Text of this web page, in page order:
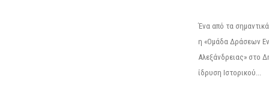
Ένα από τα
η «Ομάδα Δράσεων
Αλεξάνδρειας» στο
ίδρυση Ιστορικού...